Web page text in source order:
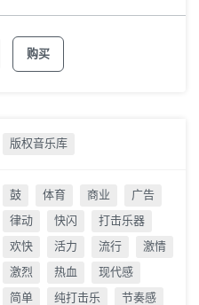
购买
版权音乐库
鼓 体育 商业
广告
律动
快闪
打击乐器
欢快
活力 流行
激情
激烈
热血
现代感
简单
纯打击乐
节奏感